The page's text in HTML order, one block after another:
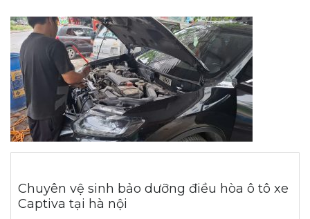
Chuyên vệ sinh bảo dưỡng điều hòa ô tô xe
Captiva tại hà nội